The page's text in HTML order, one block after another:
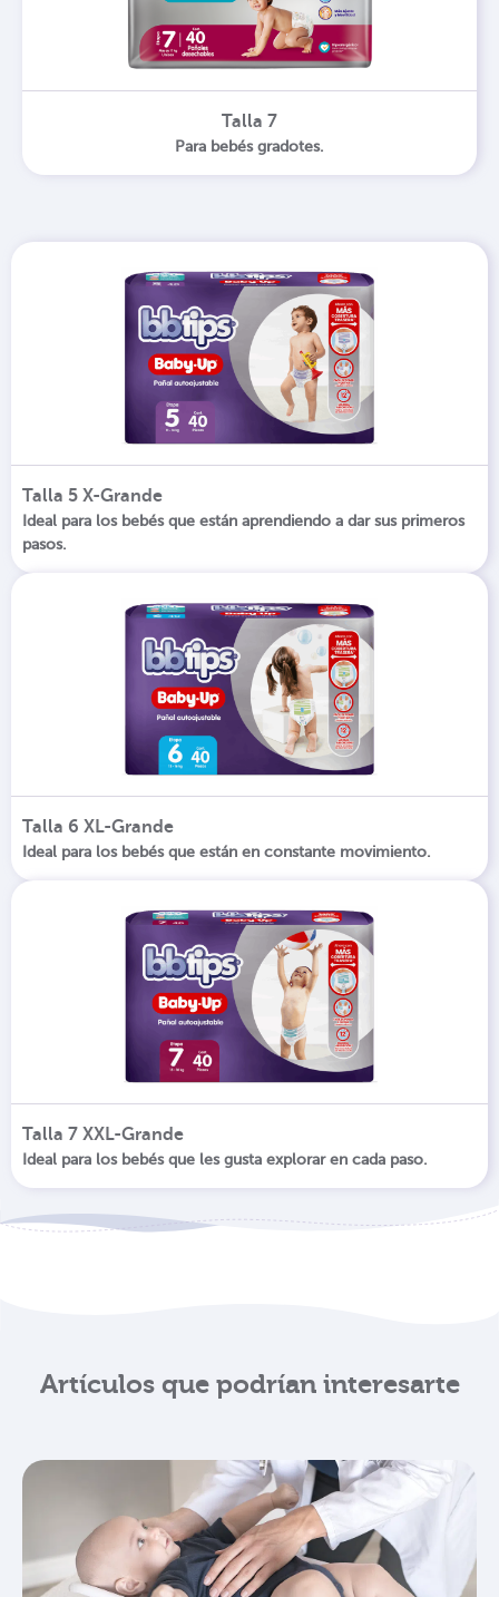
Talla 7
Para bebés gradotes.
Talla 5 X-Grande
Ideal para los bebés que están aprendiendo a dar sus primeros
pasos.
Talla 6 XL-Grande
Ideal para los bebés que están en constante movimiento.
Talla 7 XXL-Grande
Ideal para los bebés que les gusta explorar en cada paso.
Artículos que podrían interesarte